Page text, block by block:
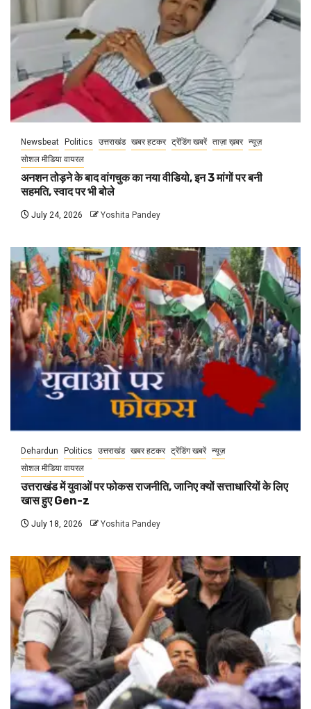
Newsbeat Politics उत्तराखंड खबर हटकर ट्रेंडिंग खबरें ताज़ा ख़बर न्यूज़
सोशल मीडिया वायरल
अनशन तोड़ने के बाद वांगचुक का नया वीडियो, इन 3 मांगों पर बनी
सहमति, स्वाद पर भी बोले
July 24, 2026 Yoshita Pandey
Dehardun Politics उत्तराखंड खबर हटकर ट्रेंडिंग खबरें न्यूज़
सोशल मीडिया वायरल
उत्तराखंड में युवाओं पर फोकस राजनीति, जानिए क्यों सत्ताधारियों के लिए
खास हुए Gen-z
July 18, 2026 Yoshita Pandey